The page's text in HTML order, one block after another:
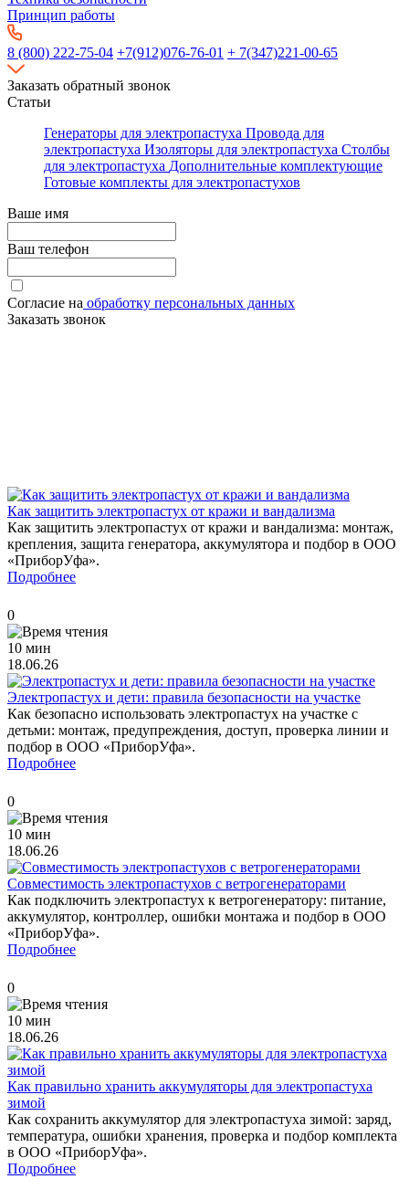
Принцип работы
8 (800) 222-75-04 +7(912)076-76-01 + 7(347)221-00-65
Заказать обратный звонок
Статьи
Генераторы для электропастуха Провода для
электропастуха Изоляторы для электропастуха Столбы
для электропастуха Дополнительные комплектующие
Готовые комплекты для электропастухов
Ваше имя
Ваш телефон
Согласие на обработку персональных данных
Заказать звонок
Как защитить электропастух от кражи и вандализма
Как защитить электропастух от кражи и вандализма: монтаж,
крепления, защита генератора, аккумулятора и подбор в ООО
«ПриборУфа».
Подробнее
0
10 мин
18.06.26
Электропастух и дети: правила безопасности на участке
Как безопасно использовать электропастух на участке с
детьми: монтаж, предупреждения, доступ, проверка линии и
подбор в ООО «ПриборУфа».
Подробнее
0
10 мин
18.06.26
Совместимость электропастухов с ветрогенераторами
Как подключить электропастух к ветрогенератору: питание,
аккумулятор, контроллер, ошибки монтажа и подбор в ООО
«ПриборУфа».
Подробнее
0
10 мин
18.06.26
Как правильно хранить аккумуляторы для электропастуха
зимой
Как сохранить аккумулятор для электропастуха зимой: заряд,
температура, ошибки хранения, проверка и подбор комплекта
в ООО «ПриборУфа».
Подробнее